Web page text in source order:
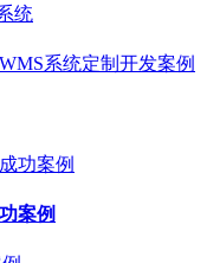
统
系统定制开发案例
案例